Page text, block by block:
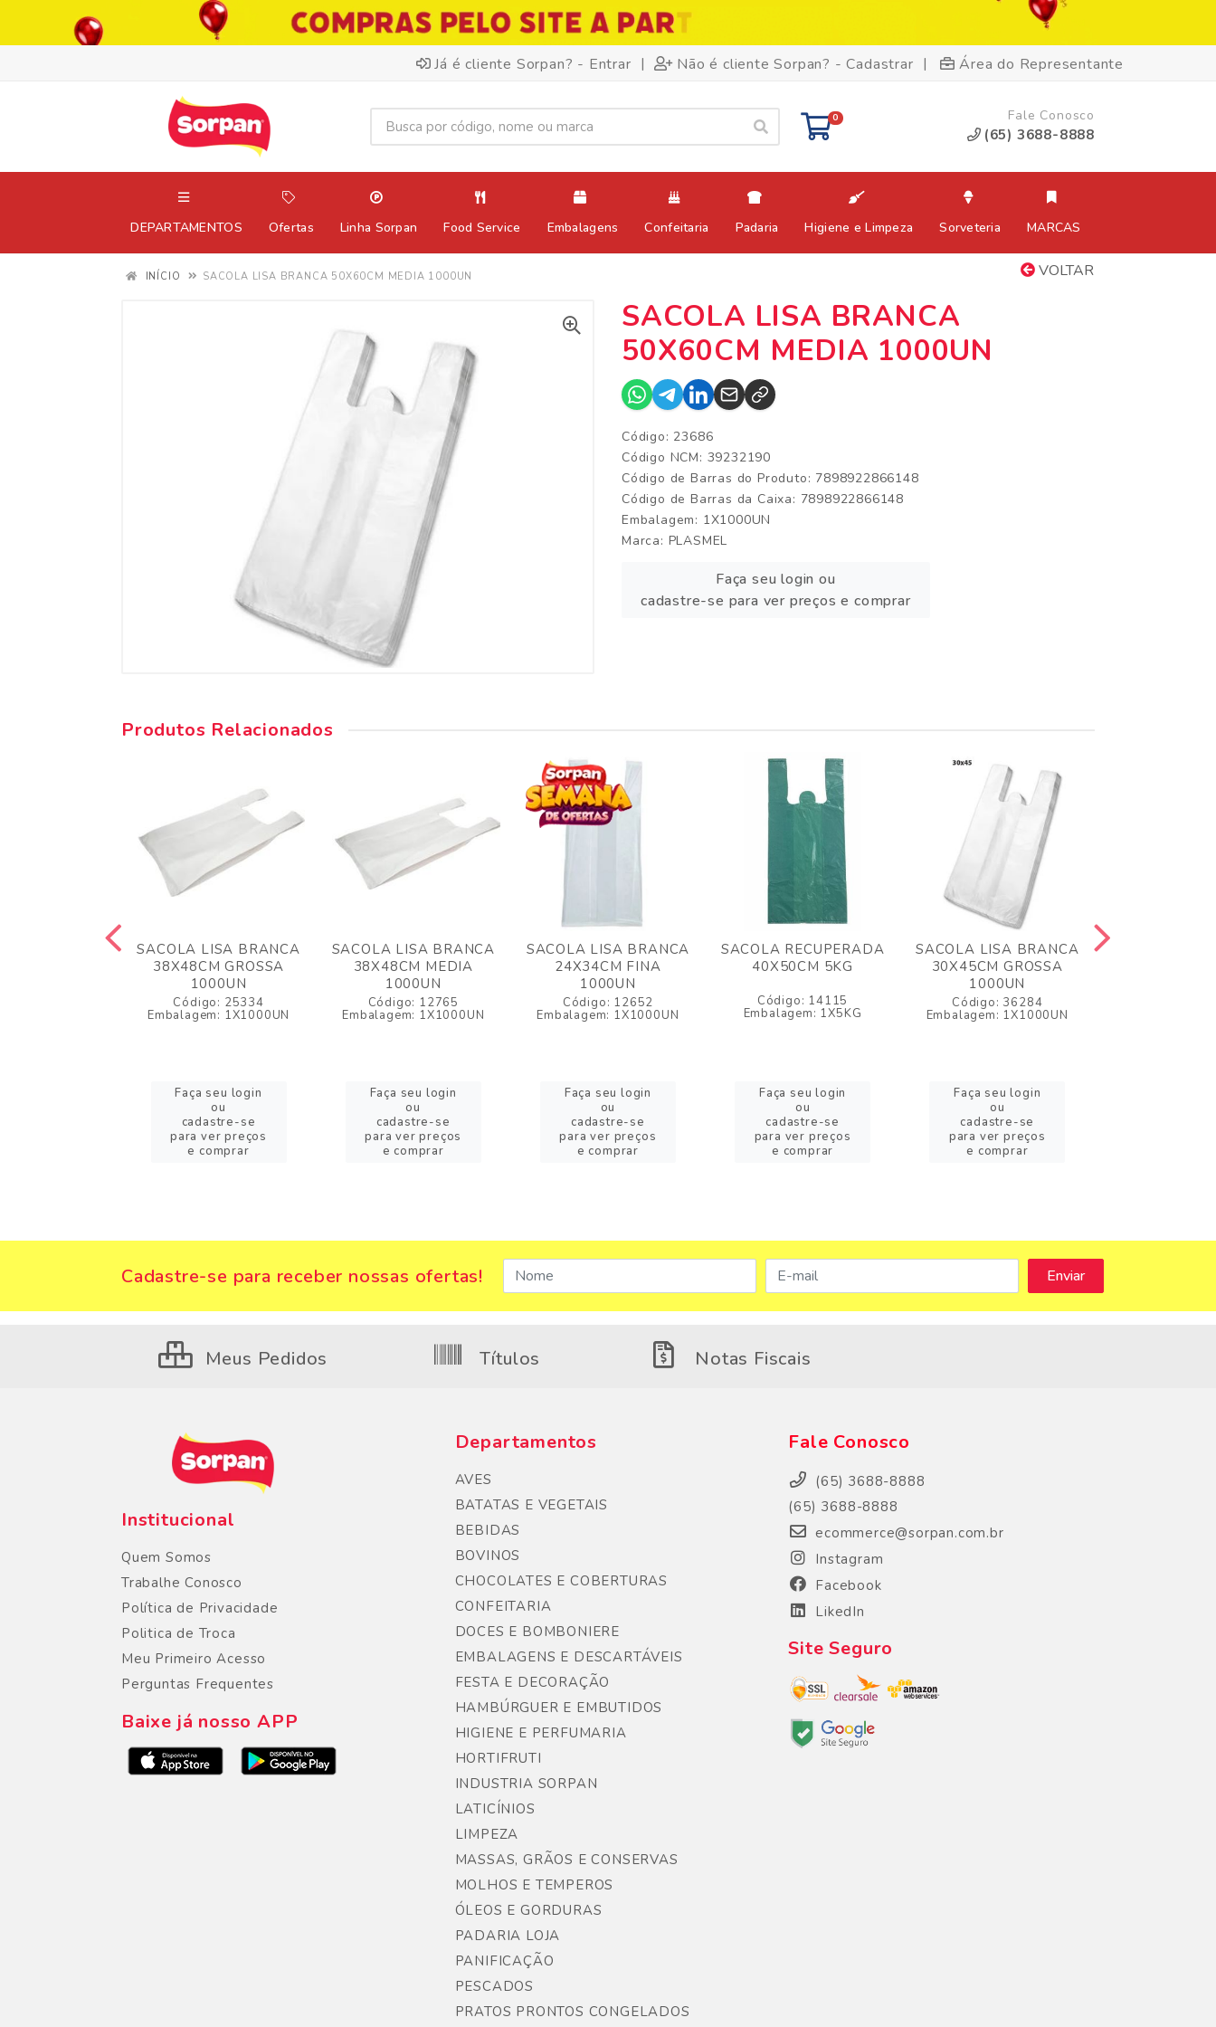
Já é cliente Sorpan? - Entrar | Não é cliente Sorpan? - Cadastrar | Área do Representante
0 Fale Conosco
(65) 3688-8888
DEPARTAMENTOS Ofertas Linha Sorpan Food Service Embalagens Confeitaria Padaria Higiene e Limpeza Sorveteria MARCAS
VOLTAR
INÍCIO SACOLA LISA BRANCA 50X60CM MEDIA 1000UN
SACOLA LISA BRANCA
50X60CM MEDIA 1000UN
Código: 23686
Código NCM: 39232190
Código de Barras do Produto: 7898922866148
Código de Barras da Caixa: 7898922866148
Embalagem: 1X1000UN
Marca: PLASMEL
Faça seu login ou
cadastre-se para ver preços e comprar
Produtos Relacionados
SACOLA LISA BRANCA
38X48CM GROSSA
1000UN
Código: 25334
Embalagem: 1X1000UN
Faça seu login
ou
cadastre-se
para ver preços
e comprar
SACOLA LISA BRANCA
38X48CM MEDIA
1000UN
Código: 12765
Embalagem: 1X1000UN
Faça seu login
ou
cadastre-se
para ver preços
e comprar
SACOLA LISA BRANCA
24X34CM FINA
1000UN
Código: 12652
Embalagem: 1X1000UN
Faça seu login
ou
cadastre-se
para ver preços
e comprar
SACOLA RECUPERADA
40X50CM 5KG
Código: 14115
Embalagem: 1X5KG
Faça seu login
ou
cadastre-se
para ver preços
e comprar
SACOLA LISA BRANCA
30X45CM GROSSA
1000UN
Código: 36284
Embalagem: 1X1000UN
Faça seu login
ou
cadastre-se
para ver preços
e comprar
Cadastre-se para receber nossas ofertas!
Meus Pedidos Títulos Notas Fiscais
Institucional
Quem Somos
Trabalhe Conosco
Política de Privacidade
Politica de Troca
Meu Primeiro Acesso
Perguntas Frequentes
Baixe já nosso APP
Departamentos
AVES
BATATAS E VEGETAIS
BEBIDAS
BOVINOS
CHOCOLATES E COBERTURAS
CONFEITARIA
DOCES E BOMBONIERE
EMBALAGENS E DESCARTÁVEIS
FESTA E DECORAÇÃO
HAMBÚRGUER E EMBUTIDOS
HIGIENE E PERFUMARIA
HORTIFRUTI
INDUSTRIA SORPAN
LATICÍNIOS
LIMPEZA
MASSAS, GRÃOS E CONSERVAS
MOLHOS E TEMPEROS
ÓLEOS E GORDURAS
PADARIA LOJA
PANIFICAÇÃO
PESCADOS
PRATOS PRONTOS CONGELADOS
Fale Conosco
(65) 3688-8888
(65) 3688-8888
ecommerce@sorpan.com.br
Instagram
Facebook
LikedIn
Site Seguro